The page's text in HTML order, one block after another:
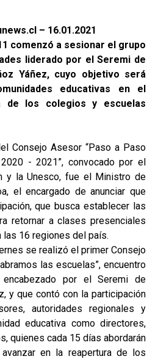
– 16.01.2021
comenzó a sesionar el grupo
liderado por el Seremi de
Yáñez, cuyo objetivo será
educativas en el
de los colegios y escuelas
Consejo Asesor “Paso a Paso
- 2021”, convocado por el
y la Unesco, fue el Ministro de
el encargado de anunciar que
que busca establecer las
retornar a clases presenciales
las 16 regiones del país.
se realizó el primer Consejo
las escuelas”, encuentro
por el Seremi de
y que contó con la participación
autoridades regionales y
educativa como directores,
quienes cada 15 días abordarán
en la reapertura de los